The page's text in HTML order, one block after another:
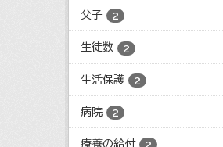
父子 2
生徒数 2
生活保護 2
病院 2
療養の給付 2